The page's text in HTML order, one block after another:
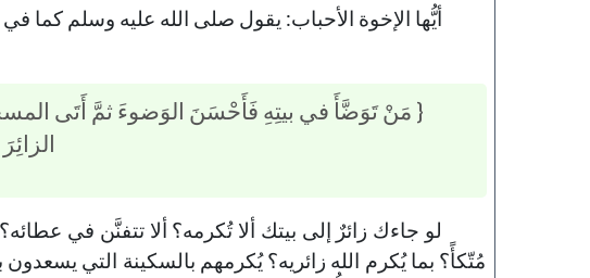
أيُّها الإخوة الأحباب: يقول صلى الله عليه وسلم
{ مَنْ تَوَضَّأَ في بيتِهِ فَأَحْسَنَ الوَضوءَ ثمَّ أَتَى
لو جاءك زائرٌ إلى بيتك ألا تُكرمه؟ ألا تتفنَّن في
مُتّكأً؟ بما يُكرم الله زائريه؟ يُكرمهم بالسكينة التي